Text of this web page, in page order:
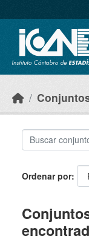
Ordenar por